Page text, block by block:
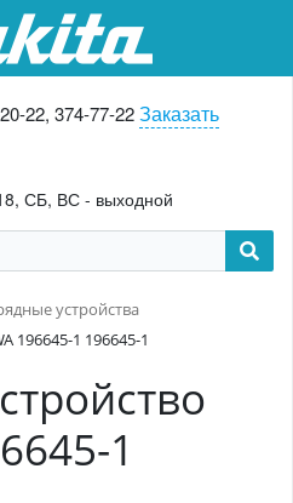
22, 374-77-22Заказать
СБ, ВС - выходной
устройства
196645-1 196645-1
1